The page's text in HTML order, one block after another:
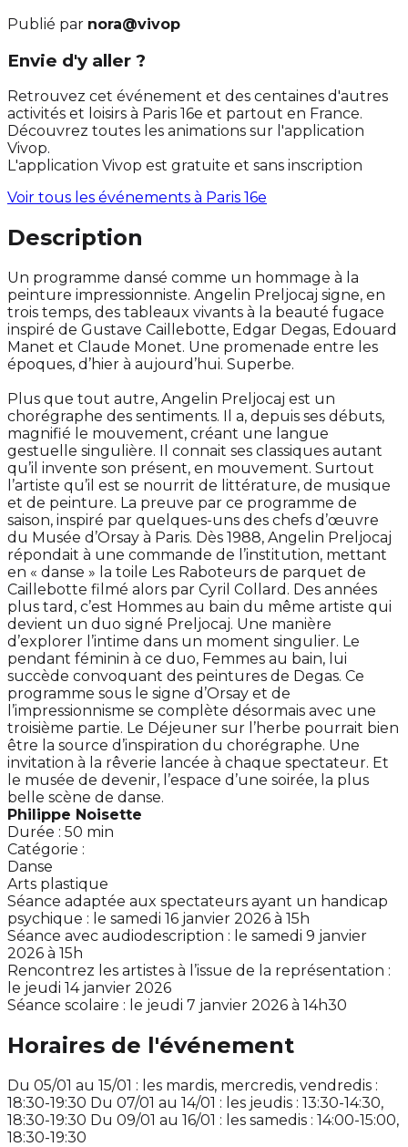
Publié par nora@vivop
Envie d'y aller ?
Retrouvez cet événement et des centaines d'autres
activités et loisirs à Paris 16e et partout en France.
Découvrez toutes les animations sur l'application
Vivop.
L'application Vivop est gratuite et sans inscription
Voir tous les événements à Paris 16e
Description
Un programme dansé comme un hommage à la
peinture impressionniste. Angelin Preljocaj signe, en
trois temps, des tableaux vivants à la beauté fugace
inspiré de Gustave Caillebotte, Edgar Degas, Edouard
Manet et Claude Monet. Une promenade entre les
époques, d’hier à aujourd’hui. Superbe.
Plus que tout autre, Angelin Preljocaj est un
chorégraphe des sentiments. Il a, depuis ses débuts,
magnifié le mouvement, créant une langue
gestuelle singulière. Il connait ses classiques autant
qu’il invente son présent, en mouvement. Surtout
l’artiste qu’il est se nourrit de littérature, de musique
et de peinture. La preuve par ce programme de
saison, inspiré par quelques-uns des chefs d’œuvre
du Musée d’Orsay à Paris. Dès 1988, Angelin Preljocaj
répondait à une commande de l’institution, mettant
en « danse » la toile Les Raboteurs de parquet de
Caillebotte filmé alors par Cyril Collard. Des années
plus tard, c’est Hommes au bain du même artiste qui
devient un duo signé Preljocaj. Une manière
d’explorer l’intime dans un moment singulier. Le
pendant féminin à ce duo, Femmes au bain, lui
succède convoquant des peintures de Degas. Ce
programme sous le signe d’Orsay et de
l’impressionnisme se complète désormais avec une
troisième partie. Le Déjeuner sur l’herbe pourrait bien
être la source d’inspiration du chorégraphe. Une
invitation à la rêverie lancée à chaque spectateur. Et
le musée de devenir, l’espace d’une soirée, la plus
belle scène de danse.
Philippe Noisette
Durée : 50 min
Catégorie :
Danse
Arts plastique
Séance adaptée aux spectateurs ayant un handicap
psychique : le samedi 16 janvier 2026 à 15h
Séance avec audiodescription : le samedi 9 janvier
2026 à 15h
Rencontrez les artistes à l’issue de la représentation :
le jeudi 14 janvier 2026
Séance scolaire : le jeudi 7 janvier 2026 à 14h30
Horaires de l'événement
Du 05/01 au 15/01 : les mardis, mercredis, vendredis :
18:30-19:30 Du 07/01 au 14/01 : les jeudis : 13:30-14:30,
18:30-19:30 Du 09/01 au 16/01 : les samedis : 14:00-15:00,
18:30-19:30